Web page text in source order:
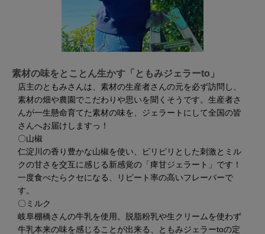
素材の味をとことん生かす「ともみジェラーto」
店主のともみさんは、素材の生産者さんの元を必ず訪問し、
素材の畑や農園でこだわりや思いを聞くそうです。生産者さ
んが一生懸命育てた素材の味を、ジェラートにして全国の皆
さんへお届けしますっ！
〇山椒
仁淀川の香り豊かな山椒を使い、ピリピリとした刺激とミル
クの甘さを交互に感じる新感覚の「痺甘ジェラート」です！
一度食べたらクセになる、リピート率の高いフレーバーで
す。
〇ミルク
岐阜棚橋さんの牛乳を使用。脱脂粉乳や生クリームを使わず
牛乳本来の味を感じることが出来る、ともみジェラーtoの定